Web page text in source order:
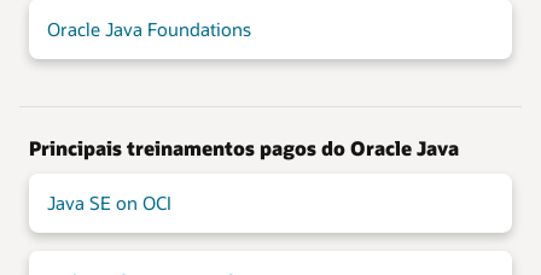
Oracle Java Foundations
Principais treinamentos pagos do Oracle Java
Java SE on OCI